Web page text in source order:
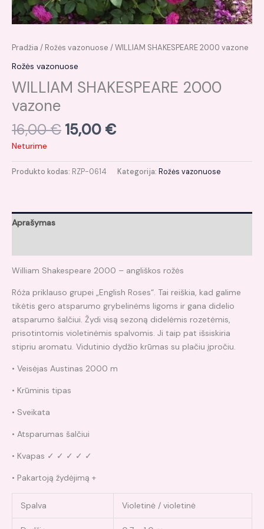
Pradžia / Rožės vazonuose / WILLIAM SHAKESPEARE 2000 vazone
Rožės vazonuose
WILLIAM SHAKESPEARE 2000
vazone
16,00€ 15,00 €
Neturime
Produkto kodas: RZP-0614 Kategorija: Rožės vazonuose
Aprašymas
William Shakespeare 2000 – angliškos rožės
Róża priklauso grupei „English Roses“. Tai reiškia, kad galime
tikėtis gero atsparumo grybelinėms ligoms ir gana didelio
atsparumo šalčiui. Žydi visą sezoną didelėmis rozetėmis,
prisotintomis violetinėmis spalvomis. Ji taip pat išsiskiria
stipriu aromatu. Vidutinio dydžio krūmas su plačiu įpročiu.
• Veisėjas Austinas 2000 m
• Krūminis tipas
• Sveikata
• Atsparumas šalčiui
• Kvapas ✓ ✓ ✓ ✓ ✓
• Pakartoją žydėjimą +
Spalva Violetinė / violetinė